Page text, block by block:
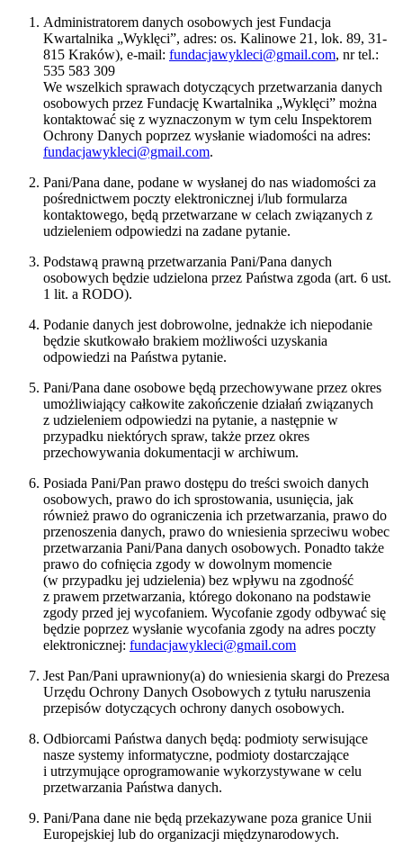
Administratorem danych osobowych jest Fundacja
Kwartalnika „Wyklęci”, adres: os. Kalinowe 21, lok. 89, 31-
815 Kraków), e-mail: fundacjawykleci@gmail.com, nr tel.:
535 583 309
We wszelkich sprawach dotyczących przetwarzania danych
osobowych przez Fundację Kwartalnika „Wyklęci” można
kontaktować się z wyznaczonym w tym celu Inspektorem
Ochrony Danych poprzez wysłanie wiadomości na adres:
fundacjawykleci@gmail.com.
Pani/Pana dane, podane w wysłanej do nas wiadomości za
pośrednictwem poczty elektronicznej i/lub formularza
kontaktowego, będą przetwarzane w celach związanych z
udzieleniem odpowiedzi na zadane pytanie.
Podstawą prawną przetwarzania Pani/Pana danych
osobowych będzie udzielona przez Państwa zgoda (art. 6 ust.
1 lit. a RODO).
Podanie danych jest dobrowolne, jednakże ich niepodanie
będzie skutkowało brakiem możliwości uzyskania
odpowiedzi na Państwa pytanie.
Pani/Pana dane osobowe będą przechowywane przez okres
umożliwiający całkowite zakończenie działań związanych
z udzieleniem odpowiedzi na pytanie, a następnie w
przypadku niektórych spraw, także przez okres
przechowywania dokumentacji w archiwum.
Posiada Pani/Pan prawo dostępu do treści swoich danych
osobowych, prawo do ich sprostowania, usunięcia, jak
również prawo do ograniczenia ich przetwarzania, prawo do
przenoszenia danych, prawo do wniesienia sprzeciwu wobec
przetwarzania Pani/Pana danych osobowych. Ponadto także
prawo do cofnięcia zgody w dowolnym momencie
(w przypadku jej udzielenia) bez wpływu na zgodność
z prawem przetwarzania, którego dokonano na podstawie
zgody przed jej wycofaniem. Wycofanie zgody odbywać się
będzie poprzez wysłanie wycofania zgody na adres poczty
elektronicznej: fundacjawykleci@gmail.com
Jest Pan/Pani uprawniony(a) do wniesienia skargi do Prezesa
Urzędu Ochrony Danych Osobowych z tytułu naruszenia
przepisów dotyczących ochrony danych osobowych.
Odbiorcami Państwa danych będą: podmioty serwisujące
nasze systemy informatyczne, podmioty dostarczające
i utrzymujące oprogramowanie wykorzystywane w celu
przetwarzania Państwa danych.
Pani/Pana dane nie będą przekazywane poza granice Unii
Europejskiej lub do organizacji międzynarodowych.